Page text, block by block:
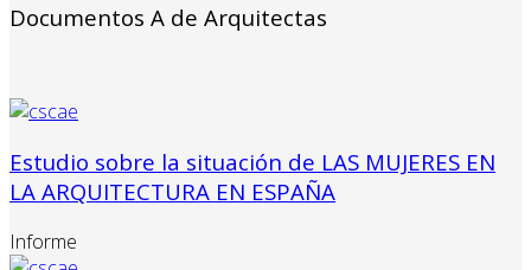
Documentos A de Arquitectas
Estudio sobre la situación de LAS MUJERES EN
LA ARQUITECTURA EN ESPAÑA
Informe